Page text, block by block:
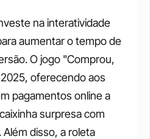
na interatividade
aumentar o tempo de
O jogo "Comprou,
oferecendo aos
pagamentos online a
surpresa com
disso, a roleta